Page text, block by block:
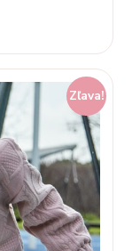
Zľava!